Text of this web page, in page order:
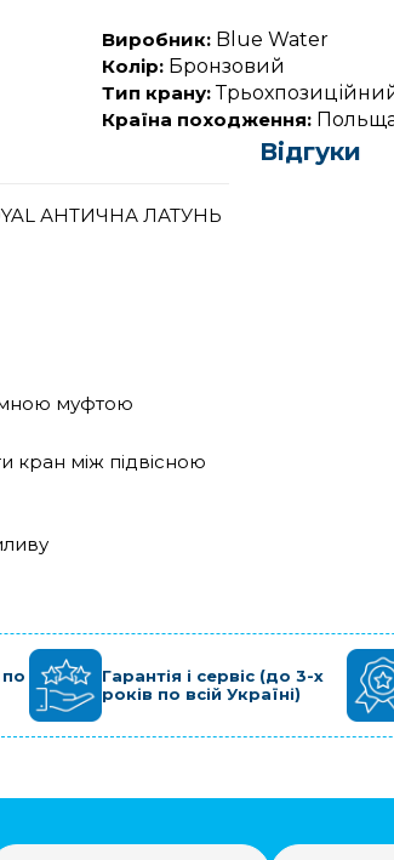
Виробник: Blue Water
Колір: Бронзовий
Тип крану:
Країна походження:
АНТИЧНА ЛАТУНЬ
муфтою
кран між підвісною
Відгуки
по
Гарантія і сервіс (до 3-х
років по всій Україні)